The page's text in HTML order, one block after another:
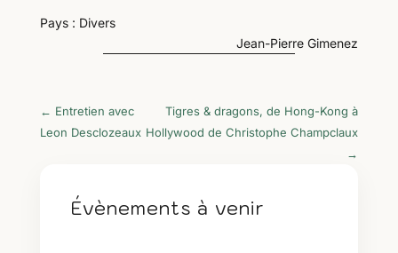
Pays : Divers
Jean-Pierre Gimenez
← Entretien avec
Leon Desclozeaux
Tigres & dragons, de Hong-Kong à
Hollywood de Christophe Champclaux
→
Évènements à venir